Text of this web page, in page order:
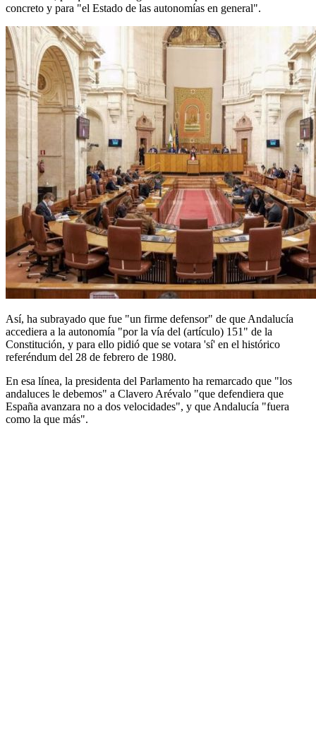
concreto y para "el Estado de las autonomías en general".
Así, ha subrayado que fue "un firme defensor" de que Andalucía
accediera a la autonomía "por la vía del (artículo) 151" de la
Constitución, y para ello pidió que se votara 'sí' en el histórico
referéndum del 28 de febrero de 1980.
En esa línea, la presidenta del Parlamento ha remarcado que "los
andaluces le debemos" a Clavero Arévalo "que defendiera que
España avanzara no a dos velocidades", y que Andalucía "fuera
como la que más".